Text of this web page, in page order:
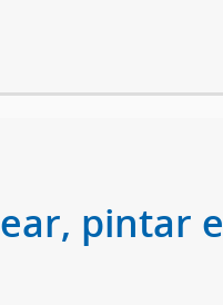
pintar e